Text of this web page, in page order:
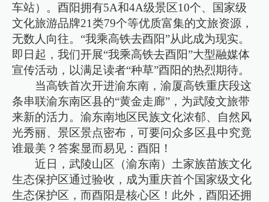
车站）。酉阳拥有5A和4A级景区10个、国家级
文化旅游品牌21类79个等优质富集的文旅资源，
无数人向往。“我乘高铁去酉阳”从此成为现实。
即日起，我们开展“我乘高铁去酉阳”大型融媒体
宣传活动，以满足读者“种草”酉阳的热烈期待。
当高铁首次开进渝东南，渝厦高铁重庆段这
条串联渝东南区县的“黄金走廊”，为武陵文旅带
来新的活力。渝东南地区民族文化浓郁、自然风
光秀丽、景区景点密布，可要问众多区县中究竟
谁最美？答案显而易见：酉阳！
近日，武陵山区（渝东南）土家族苗族文化
生态保护区通过验收，成为重庆首个国家级文化
生态保护区，而酉阳是核心区！此外，酉阳还拥